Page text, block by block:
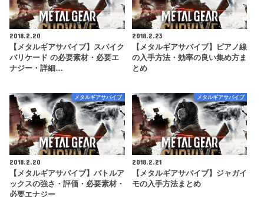
2018.2.20
【メタルギアサバイブ】スパイク
バリケード の必要素材・必要エ
ナジー・詳細…
2018.2.23
【メタルギアサバイブ】ピアノ線
の入手方法・効率の良い集め方ま
とめ
メタルギアサバイブ
2018.2.20
【メタルギアサバイブ】バトルア
ックスの強さ・評価・必要素材・
必要エナジー
メタルギアサバイブ
2018.2.21
【メタルギアサバイブ】ジャガイ
モの入手方法まとめ